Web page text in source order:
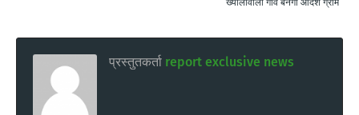
प्रस्तुतकर्ता report exclusive news